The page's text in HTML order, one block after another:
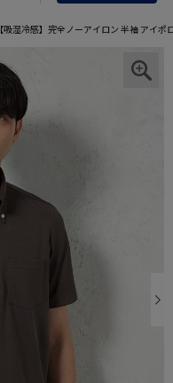
【吸湿冷感】完全ノーアイロン 半袖 アイ